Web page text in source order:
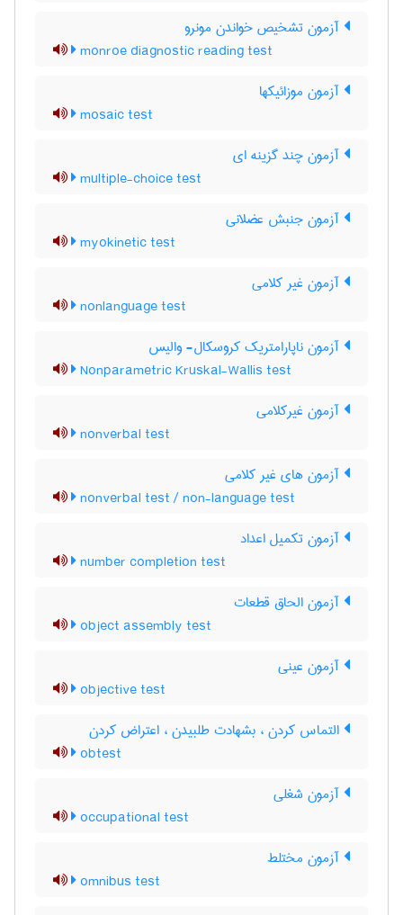
آزمون تشخیص خواندن مونرو
monroe diagnostic reading test
آزمون موزائیکها
mosaic test
آزمون چند گزینه ای
multiple-choice test
آزمون جنبش عضلانی
myokinetic test
آزمون غیر کلامی
nonlanguage test
آزمون ناپارامتریک کروسکال- والیس
Nonparametric Kruskal-Wallis test
آزمون غیرکلامی
nonverbal test
آزمون های غیر کلامی
nonverbal test / non-language test
آزمون تکمیل اعداد
number completion test
آزمون الحاق قطعات
object assembly test
آزمون عینی
objective test
التماس کردن ، بشهادت طلبیدن ، اعتراض کردن
obtest
آزمون شغلی
occupational test
آزمون مختلط
omnibus test